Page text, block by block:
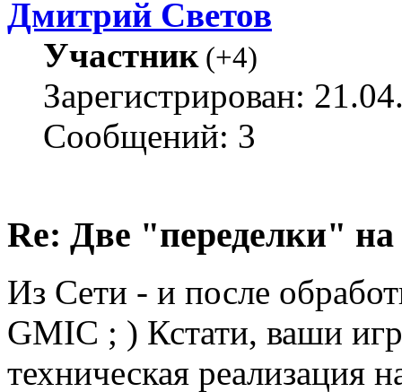
Дмитрий Светов
Участник(+4)
Зарегистрирован:
Сообщений: 3
Re: Две "переделки"
Из Сети - и после
GMIC ; ) Кстати, ваши
техническая реализация